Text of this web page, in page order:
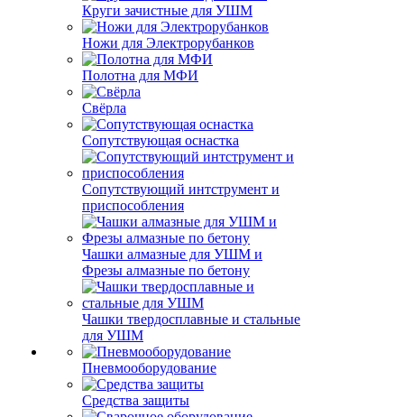
Круги зачистные для УШМ
Ножи для Электрорубанков
Полотна для МФИ
Свёрла
Сопутствующая оснастка
Сопутствующий интструмент и
приспособления
Чашки алмазные для УШМ и
Фрезы алмазные по бетону
Чашки твердосплавные и стальные
для УШМ
Пневмооборудование
Средства защиты